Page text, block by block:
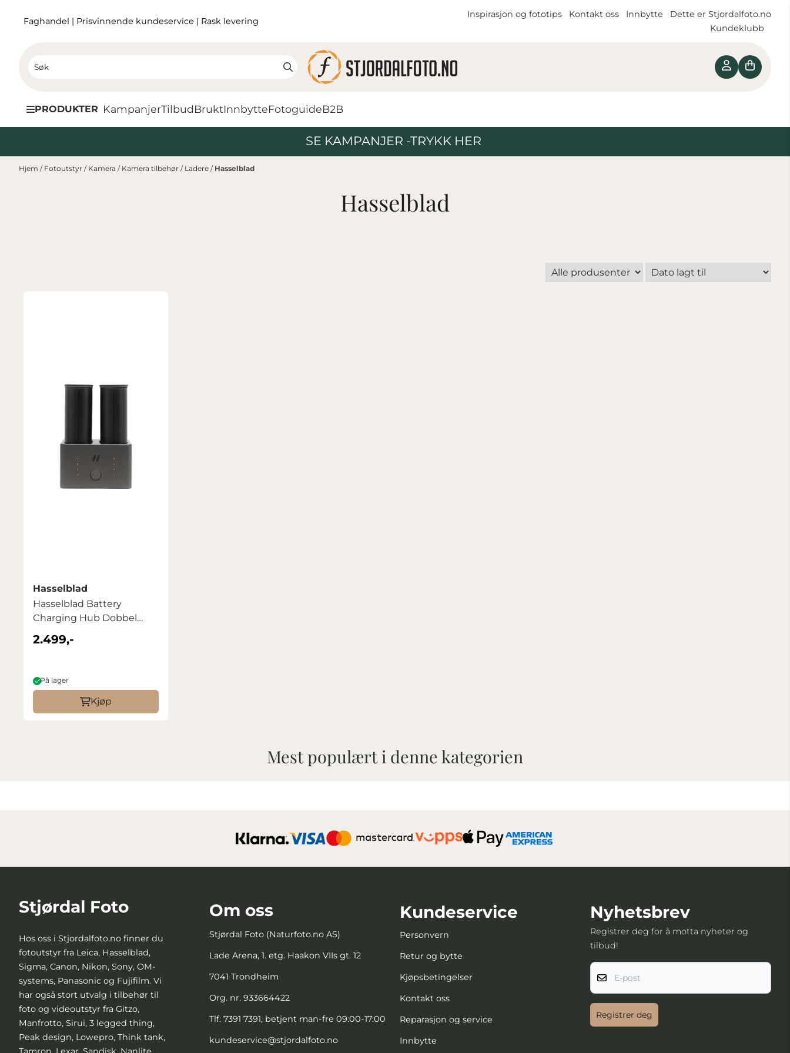
Faghandel | Prisvinnende kundeservice | Rask levering
Inspirasjon og fototips Kontakt oss Innbytte
Dette er Stjordalfoto.no
Kundeklubb
PRODUKTER KampanjerTilbudBruktInnbytteFotoguideB2B
SE KAMPANJER -TRYKK HER
Hjem / Fotoutstyr / Kamera / Kamera tilbehør / Ladere / Hasselblad
Hasselblad
Hasselblad
Hasselblad Battery
Charging Hub Dobbel
lader til ...
2.499,-
På lager
Kjøp
Mest populært i denne kategorien
Stjørdal Foto
Hos oss i Stjordalfoto.no finner du
fotoutstyr fra Leica, Hasselblad,
Sigma, Canon, Nikon, Sony, OM-
systems, Panasonic og Fujifilm. Vi
har også stort utvalg i tilbehør til
foto og videoutstyr fra Gitzo,
Manfrotto, Sirui, 3 legged thing,
Peak design, Lowepro, Think tank,
Om oss
Stjørdal Foto (Naturfoto.no AS)
Lade Arena, 1. etg. Haakon VIIs gt. 12
7041 Trondheim
Org. nr. 933664422
Tlf: 7391 7391, betjent man-fre 09:00-17:00
kundeservice@stjordalfoto.no
Kundeservice
Personvern
Retur og bytte
Kjøpsbetingelser
Kontakt oss
Reparasjon og service
Innbytte
Nyhetsbrev
Registrer deg for å motta nyheter og
tilbud!
E-post
Registrer deg